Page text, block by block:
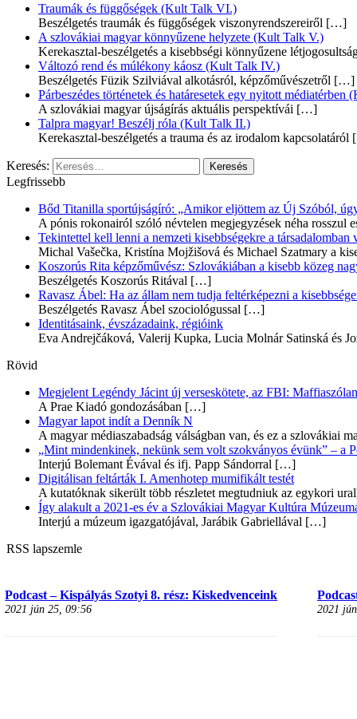
Traumák és függőségek (Kult Talk VI.)
Beszélgetés traumák és függőségek viszonyrendszereiről […]
A szlovákiai magyar könnyűzene helyzete (Kult Talk V.)
Kerekasztal-beszélgetés a kisebbségi könnyűzene
Változó rend és múlékony káosz (Kult Talk IV.)
Beszélgetés Füzik Szilviával alkotásról, képzőművészetről […]
Párbeszédes történetek és határesetek egy nyitott médiatérben
A szlovákiai magyar újságírás aktuális perspektívái […]
Talpra magyar! Beszélj róla (Kult Talk II.)
Kerekasztal-beszélgetés a trauma és az irodalom kapcsolatáról
Keresés:
Legfrissebb
Bőd Titanilla sportújságíró: „Amikor eljöttem az Új Szóból,
A pónis rokonairól szóló névtelen megjegyzések néha rosszul
Tekintettel kell lenni a nemzeti kisebbségekre a társadalomban
Michal Vašečka, Kristína Mojžišová és Michael Szatmary a
Koszorús Rita képzőművész: Szlovákiában a kisebb közeg
Beszélgetés Koszorús Ritával […]
Ravasz Ábel: Ha az állam nem tudja feltérképezni a
Beszélgetés Ravasz Ábel szociológussal […]
Identitásaink, évszázadaink, régióink
Eva Andrejčáková, Valerij Kupka, Lucia Molnár Satinská és
Rövid
Megjelent Legéndy Jácint új verseskötete, az FBI:
A Prae Kiadó gondozásában […]
Magyar lapot indít a Denník N
A magyar médiaszabadság válságban van, és ez a szlovákiai
„Mint mindenkinek, nekünk sem volt szokványos évünk” – a
Interjú Bolemant Évával és ifj. Papp Sándorral […]
Digitálisan feltárták I. Amenhotep mumifikált testét
A kutatóknak sikerült több részletet megtudniuk az egykori
Így alakult a 2021-es év a Szlovákiai Magyar Kultúra
Interjú a múzeum igazgatójával, Jarábik Gabriellával […]
RSS lapszemle
Podcast – Kispályás Szotyi 8. rész: Kiskedvenceink
2021 jún 25, 09:56 2021